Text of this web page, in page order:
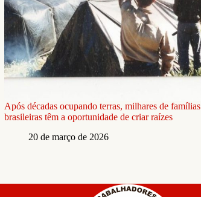
Após décadas ocupando terras, milhares de famílias
brasileiras têm a oportunidade de criar raízes
20 de março de 2026